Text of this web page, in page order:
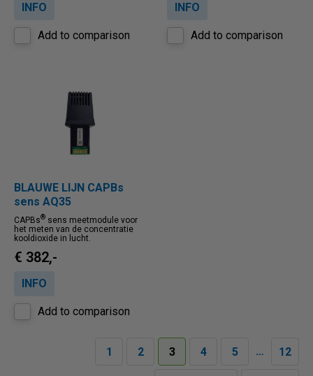
INFO
Add to comparison
INFO
Add to comparison
BLAUWE LIJN CAPBs
sens AQ35
CAPBs® sens meetmodule voor
het meten van de concentratie
kooldioxide in lucht.
€ 382,-
INFO
Add to comparison
1 2 3 4 5 … 12